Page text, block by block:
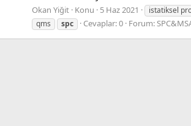
Okan Yiğit Konu 5 Haz 2021 istatiksel
qms
spc Cevaplar: 0 Forum: